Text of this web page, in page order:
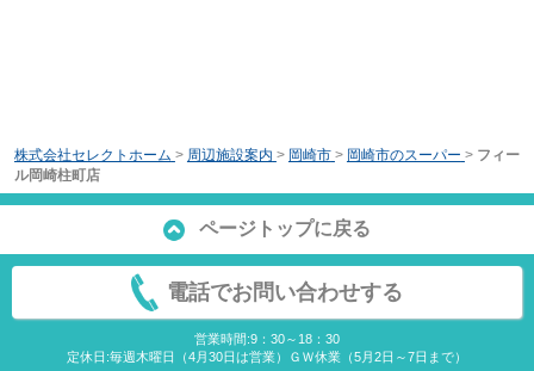
株式会社セレクトホーム > 周辺施設案内 > 岡崎市 > 岡崎市のスーパー > フィー
ル岡崎柱町店
ページトップに戻る
電話でお問い合わせする
営業時間:9：30～18：30
定休日:毎週木曜日（4月30日は営業）ＧＷ休業（5月2日～7日まで）